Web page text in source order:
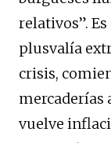
relativos”.
plusvalía
crisis,
mercaderías
vuelve